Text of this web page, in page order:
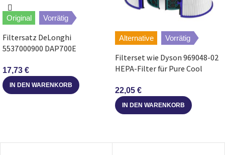
Original Vorrätig
Filtersatz DeLonghi
5537000900 DAP700E
Raumluftreiniger
17,73 €
IN DEN WARENKORB
Alternative Vorrätig
Filterset wie Dyson 969048-02
HEPA-Filter für Pure Cool
22,05 €
IN DEN WARENKORB